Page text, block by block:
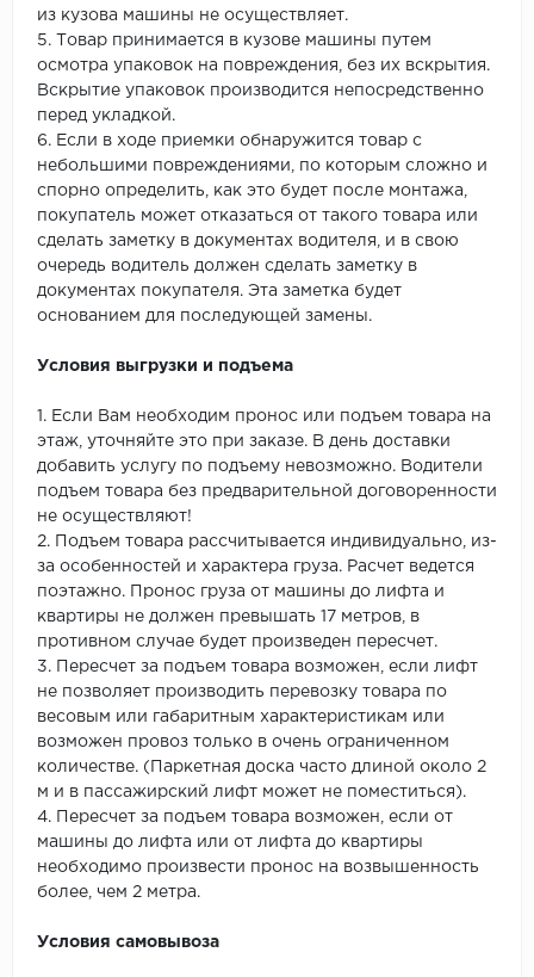
из кузова машины не осуществляет.
5. Товар принимается в кузове машины путем
осмотра упаковок на повреждения, без их вскрытия.
Вскрытие упаковок производится непосредственно
перед укладкой.
6. Если в ходе приемки обнаружится товар с
небольшими повреждениями, по которым сложно и
спорно определить, как это будет после монтажа,
покупатель может отказаться от такого товара или
сделать заметку в документах водителя, и в свою
очередь водитель должен сделать заметку в
документах покупателя. Эта заметка будет
основанием для последующей замены.
Условия выгрузки и подъема
1. Если Вам необходим пронос или подъем товара на
этаж, уточняйте это при заказе. В день доставки
добавить услугу по подъему невозможно. Водители
подъем товара без предварительной договоренности
не осуществляют!
2. Подъем товара рассчитывается индивидуально, из-
за особенностей и характера груза. Расчет ведется
поэтажно. Пронос груза от машины до лифта и
квартиры не должен превышать 17 метров, в
противном случае будет произведен пересчет.
3. Пересчет за подъем товара возможен, если лифт
не позволяет производить перевозку товара по
весовым или габаритным характеристикам или
возможен провоз только в очень ограниченном
количестве. (Паркетная доска часто длиной около 2
м и в пассажирский лифт может не поместиться).
4. Пересчет за подъем товара возможен, если от
машины до лифта или от лифта до квартиры
необходимо произвести пронос на возвышенность
более, чем 2 метра.
Условия самовывоза